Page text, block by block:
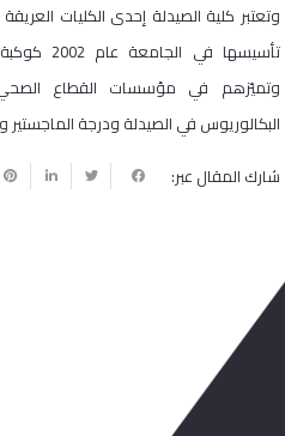
وتعتبر كلية الصيدلة إحدى الكليات
تأسيسها
وتميّزهم في مؤسسات القطاع
البكالوريوس في الصيدلة ودرجة الماجستير
شارك المقال عبر: